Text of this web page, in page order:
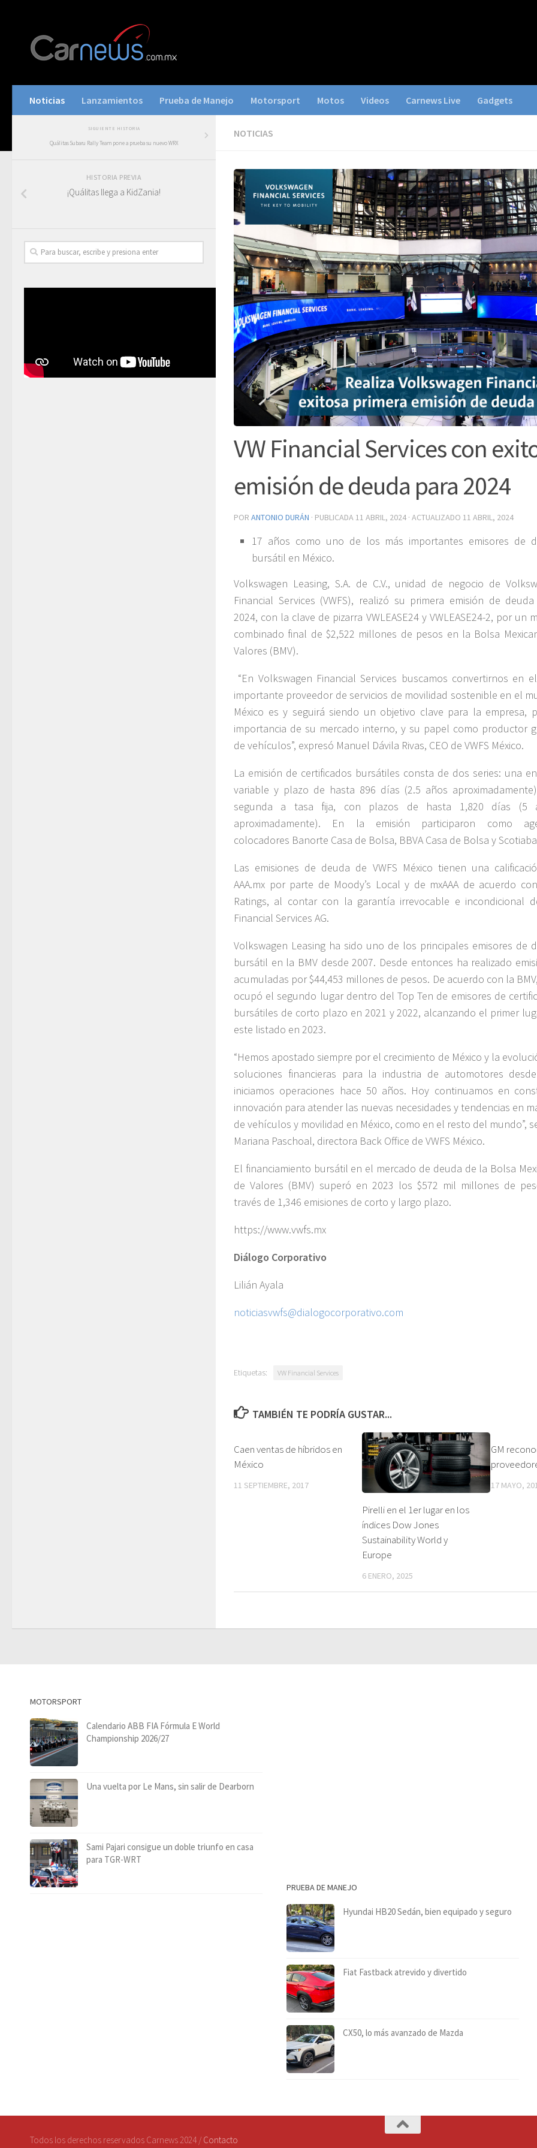
Noticias Lanzamientos Prueba de Manejo Motorsport Motos Videos Carnews Live Gadgets
NOTICIAS
VW Financial Services con
emisión de deuda para 2024
POR ANTONIO DURÁN · PUBLICADA 11 ABRIL, 2024 · ACTUALIZADO 11 ABRIL, 2024
17 años como uno de los más importantes emisores de
bursátil en México.
Volkswagen Leasing, S.A. de C.V., unidad de negocio de
Financial Services (VWFS), realizó su primera emisión de
2024, con la clave de pizarra VWLEASE24 y VWLEASE24-2, por un
combinado final de $2,522 millones de pesos en la Bolsa
Valores (BMV).
“En Volkswagen Financial Services buscamos convertirnos en
importante proveedor de servicios de movilidad sostenible en el
México es y seguirá siendo un objetivo clave para la empresa,
importancia de su mercado interno, y su papel como productor
de vehículos”, expresó Manuel Dávila Rivas, CEO de VWFS México.
La emisión de certificados bursátiles consta de dos series: una
variable y plazo de hasta 896 días (2.5 años
segunda a tasa fija, con plazos de hasta 1,820 días (5
aproximadamente). En la emisión participaron como
colocadores Banorte Casa de Bolsa, BBVA Casa de Bolsa y
Las emisiones de deuda de VWFS México tienen una
AAA.mx por parte de Moody’s Local y de mxAAA de acuerdo
Ratings, al contar con la garantía irrevocable e incondicional
Financial Services AG.
Volkswagen Leasing ha sido uno de los principales emisores de
bursátil en la BMV desde 2007. Desde entonces ha realizado
acumuladas por $44,453 millones de pesos. De acuerdo con la
ocupó el segundo lugar dentro del Top Ten de emisores de
bursátiles de corto plazo en 2021 y 2022, alcanzando el primer
este listado en 2023.
“Hemos apostado siempre por el crecimiento de México y la
soluciones financieras para la industria de automotores
iniciamos operaciones hace 50 años. Hoy continuamos en
innovación para atender las nuevas necesidades y tendencias en
de vehículos y movilidad en México, como en el resto del mundo”,
Mariana Paschoal, directora Back Office de VWFS México.
El financiamiento bursátil en el mercado de deuda de la Bolsa
de Valores (BMV) superó en 2023 los $572 mil millones de
través de 1,346 emisiones de corto y largo plazo.
https://www.vwfs.mx
Diálogo Corporativo
Lilián Ayala
noticiasvwfs@dialogocorporativo.com
Etiquetas: VW Financial Services
TAMBIÉN TE PODRÍA GUSTAR...
Caen ventas de híbridos en
México
11 SEPTIEMBRE, 2017
Pirelli en el 1er lugar en los
índices Dow Jones
Sustainability World y
Europe
6 ENERO, 2025
GM
17 MAYO,
SIGUIENTE HISTORIA
Quálitas Subaru Rally Team pone a prueba su nuevo WRX
HISTORIA PREVIA
¡Quálitas llega a KidZania!
MOTORSPORT
Calendario ABB FIA Fórmula E World
Championship 2026/27
Una vuelta por Le Mans, sin salir de Dearborn
Sami Pajari consigue un doble triunfo en casa
para TGR-WRT
PRUEBA DE MANEJO
Hyundai HB20 Sedán, bien equipado y seguro
Fiat Fastback atrevido y divertido
CX50, lo más avanzado de Mazda
Todos los derechos reservados Carnews 2024 / Contacto